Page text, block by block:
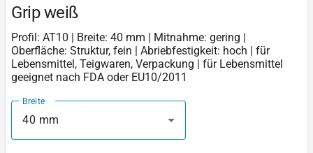
Grip weiß
Profil: AT10 | Breite: 40 mm | Mitnahme: gering |
Oberfläche: Struktur, fein | Abriebfestigkeit: hoch | für
Lebensmittel, Teigwaren, Verpackung | für Lebensmittel
geeignet nach FDA oder EU10/2011
Breite
40 mm